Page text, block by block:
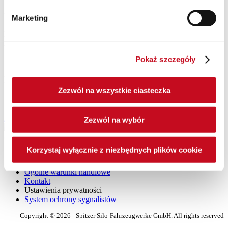
Marketing
Pokaż szczegóły
Zezwól na wszystkie ciasteczka
Zezwól na wybór
Korzystaj wyłącznie z niezbędnych plików cookie
Osoba kontaktowa
informacji dotyczących tego modelu.
InneZabudowy silosowe
API 27/4 BDF
ŚLEDŻ NAS NA
Stopka redakcyjna
Polityka prywatności
Ogólne warunki handlowe
Kontakt
Ustawienia prywatności
System ochrony sygnalistów
Copyright © 2026 - Spitzer Silo-Fahrzeugwerke GmbH. All rights reserved